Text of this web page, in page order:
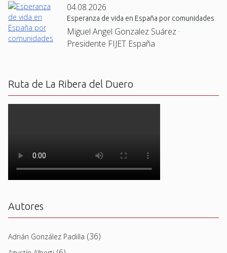
04.08.2026
Esperanza de vida en España por comunidades
Miguel Angel Gonzalez Suárez ·
Presidente FIJET España
Ruta de La Ribera del Duero
Autores
Adrián González Padilla (36)